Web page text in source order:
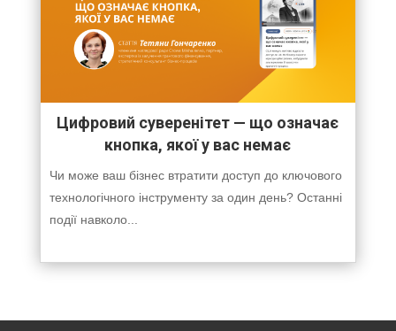
Цифровий суверенітет — що означає
кнопка, якої у вас немає
Чи може ваш бізнес втратити доступ до ключового
технологічного інструменту за один день? Останні
події навколо...